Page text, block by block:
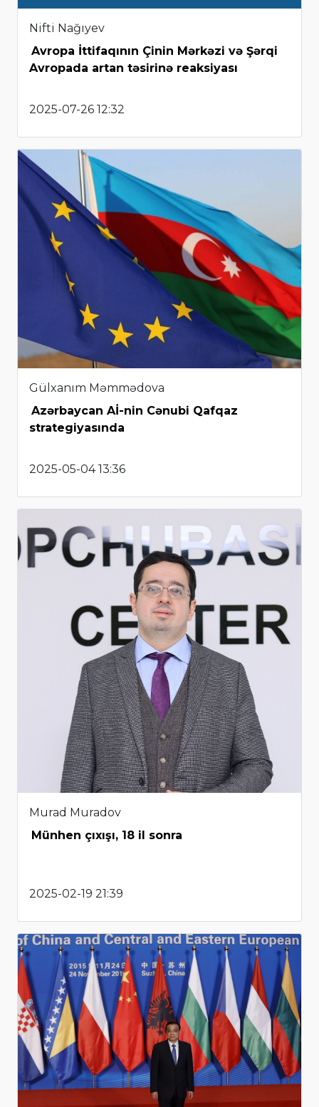
Nifti Nağıyev
Avropa İttifaqının Çinin Mərkəzi və Şərqi
Avropada artan təsirinə reaksiyası
2025-07-26 12:32
Gülxanım Məmmədova
Azərbaycan Aİ-nin Cənubi Qafqaz
strategiyasında
2025-05-04 13:36
Murad Muradov
Münhen çıxışı, 18 il sonra
2025-02-19 21:39